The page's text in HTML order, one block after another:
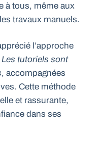
à tous, même aux
travaux manuels.
l’approche
Les tutoriels sont
, accompagnées
Cette méthode
et rassurante,
dans ses